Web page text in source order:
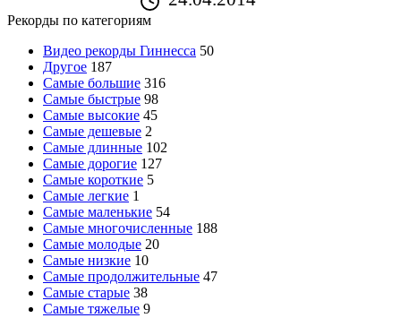
Рекорды по категориям
Видео рекорды Гиннесса 50
Другое 187
Самые большие 316
Самые быстрые 98
Самые высокие 45
Самые дешевые 2
Самые длинные 102
Самые дорогие 127
Самые короткие 5
Самые легкие 1
Самые маленькие 54
Самые многочисленные 188
Самые молодые 20
Самые низкие 10
Самые продолжительные 47
Самые старые 38
Самые тяжелые 9